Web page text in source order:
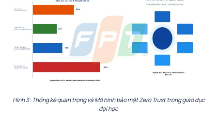
Hình 3: Thống kê quan trọng và Mô hình bảo mật Zero Trust trong giáo dục
đại học